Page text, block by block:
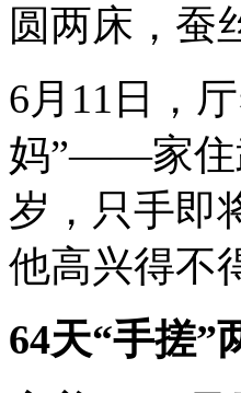
圆两床，蚕
6月11日，
妈”——家住
岁，只手即
他高兴得不
64天“手搓”